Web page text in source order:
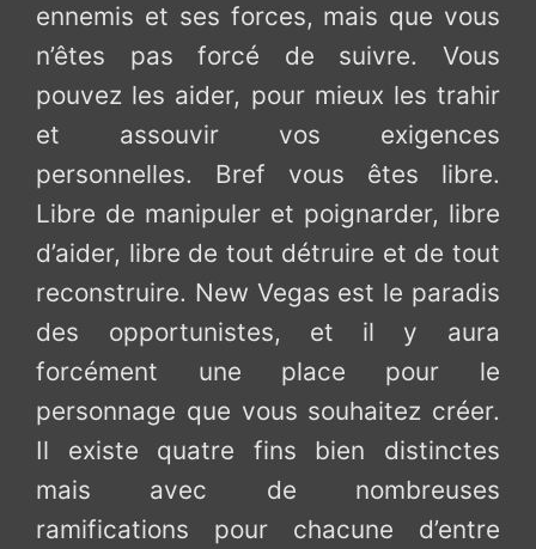
ennemis et ses forces, mais que vous
n’êtes pas forcé de suivre. Vous
pouvez les aider, pour mieux les trahir
et assouvir vos exigences
personnelles. Bref vous êtes libre.
Libre de manipuler et poignarder, libre
d’aider, libre de tout détruire et de tout
reconstruire. New Vegas est le paradis
des opportunistes, et il y aura
forcément une place pour le
personnage que vous souhaitez créer.
Il existe quatre fins bien distinctes
mais avec de nombreuses
ramifications pour chacune d’entre